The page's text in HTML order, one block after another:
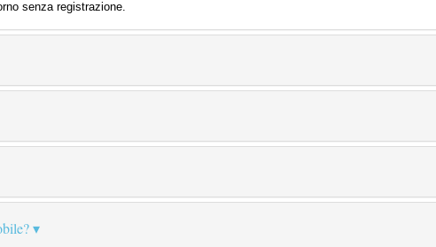
senza registrazione.